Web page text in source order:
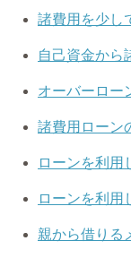
諸費用を少し
自己資金から
オーバーロー
諸費用ローン
ローンを利
ローンを利
親から借りる